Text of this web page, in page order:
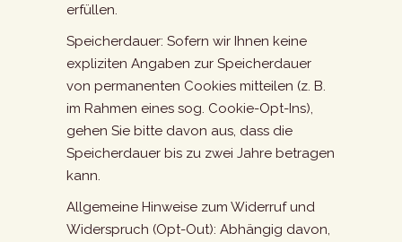
erfüllen.
Speicherdauer: Sofern wir Ihnen keine
expliziten Angaben zur Speicherdauer
von permanenten Cookies mitteilen (z. B.
im Rahmen eines sog. Cookie-Opt-Ins),
gehen Sie bitte davon aus, dass die
Speicherdauer bis zu zwei Jahre betragen
kann.
Allgemeine Hinweise zum Widerruf und
Widerspruch (Opt-Out): Abhängig davon,